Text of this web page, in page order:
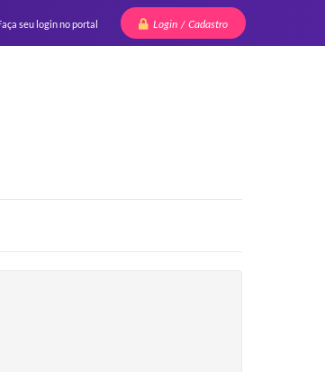
seu login no portal Login / Cadastro